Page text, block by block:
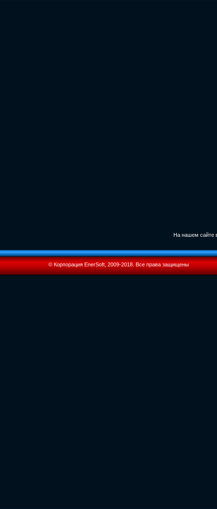
На нашем сайте
© Корпорация EnerSoft, 2009-2018. Все права защищены